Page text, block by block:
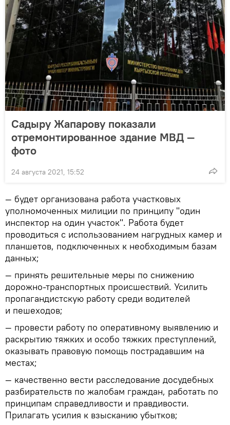
Садыру Жапарову показали
отремонтированное здание МВД —
фото
24 августа 2021, 15:52
— будет организована работа участковых
уполномоченных милиции по принципу "один
инспектор на один участок". Работа будет
проводиться с использованием нагрудных камер и
планшетов, подключенных к необходимым базам
данных;
— принять решительные меры по снижению
дорожно-транспортных происшествий. Усилить
пропагандистскую работу среди водителей
и пешеходов;
— провести работу по оперативному выявлению и
раскрытию тяжких и особо тяжких преступлений,
оказывать правовую помощь пострадавшим на
местах;
— качественно вести расследование досудебных
разбирательств по жалобам граждан, работать по
принципам справедливости и правдивости.
Прилагать усилия к взысканию убытков;